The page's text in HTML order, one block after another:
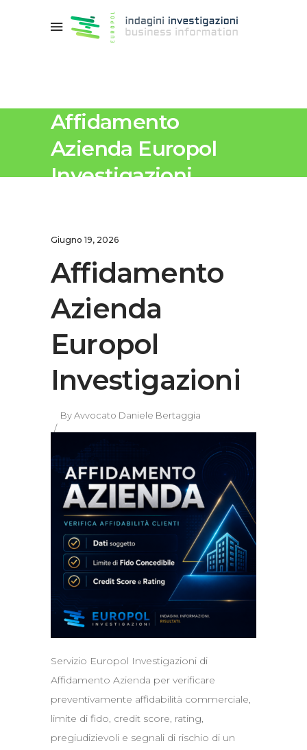
Affidamento
Azienda Europol
Investigazioni
Giugno 19, 2026
Affidamento
Azienda
Europol
Investigazioni
ByAvvocato Daniele Bertaggia
Servizio Europol Investigazioni di
Affidamento Azienda per verificare
preventivamente affidabilità commerciale,
limite di fido, credit score, rating,
pregiudizievoli e segnali di rischio di un